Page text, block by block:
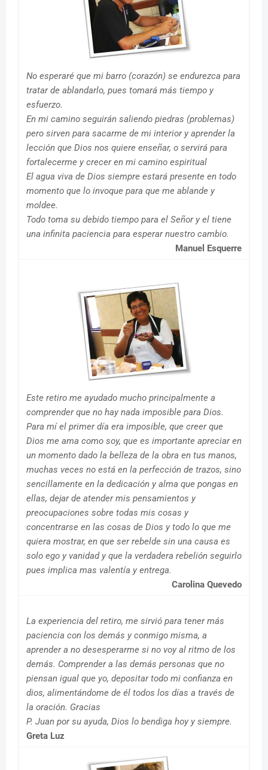
No esperaré que mi barro (corazón) se endurezca para
tratar de ablandarlo, pues tomará más tiempo y
esfuerzo.
En mi camino seguirán saliendo piedras (problemas)
pero sirven para sacarme de mi interior y aprender la
lección que Dios nos quiere enseñar, o servirá para
fortalecerme y crecer en mi camino espiritual
El agua viva de Dios siempre estará presente en todo
momento que lo invoque para que me ablande y
moldee.
Todo toma su debido tiempo para el Señor y el tiene
una infinita paciencia para esperar nuestro cambio.
Manuel Esquerre
Este retiro me ayudado mucho principalmente a
comprender que no hay nada imposible para Dios.
Para mí el primer día era imposible, que creer que
Dios me ama como soy, que es importante apreciar en
un momento dado la belleza de la obra en tus manos,
muchas veces no está en la perfección de trazos, sino
sencillamente en la dedicación y alma que pongas en
ellas, dejar de atender mis pensamientos y
preocupaciones sobre todas mis cosas y
concentrarse en las cosas de Dios y todo lo que me
quiera mostrar, en que ser rebelde sin una causa es
solo ego y vanidad y que la verdadera rebelión seguirlo
pues implica mas valentía y entrega.
Carolina Quevedo
La experiencia del retiro, me sirvió para tener más
paciencia con los demás y conmigo misma, a
aprender a no desesperarme si no voy al ritmo de los
demás. Comprender a las demás personas que no
piensan igual que yo, depositar todo mi confianza en
dios, alimentándome de él todos los días a través de
la oración. Gracias
P. Juan por su ayuda, Dios lo bendiga hoy y siempre.
Greta Luz